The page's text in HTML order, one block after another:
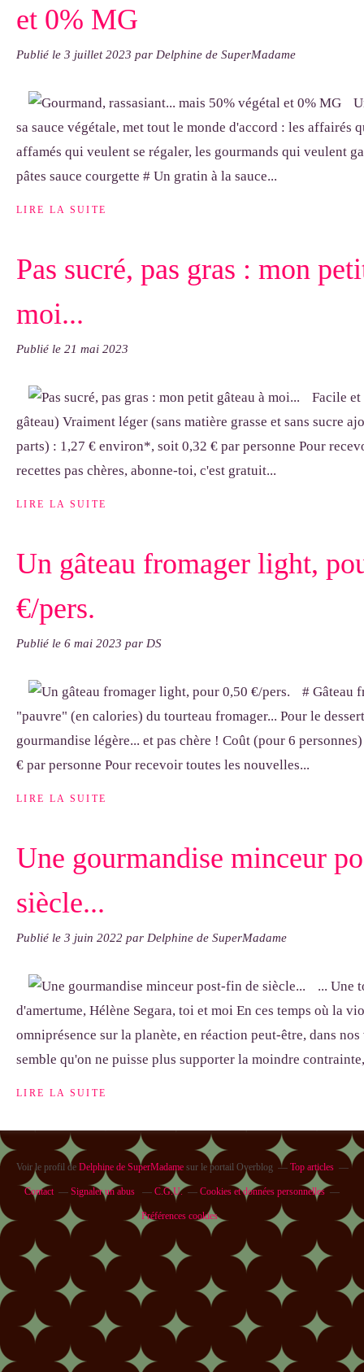
et 0% MG
Publié le 3 juillet 2023 par Delphine de SuperMadame
sa sauce végétale, met tout le monde d'accord : les affairés
affamés qui veulent se régaler, les gourmands qui veulent
pâtes sauce courgette # Un gratin à la sauce...
LIRE LA SUITE
Pas sucré, pas gras : mon
moi...
Publié le 21 mai 2023
Facile
gâteau) Vraiment léger (sans matière grasse et sans sucre
parts) : 1,27 € environ*, soit 0,32 € par personne Pour
recettes pas chères, abonne-toi, c'est gratuit...
LIRE LA SUITE
Un gâteau fromager light,
€/pers.
Publié le 6 mai 2023 par DS
# Gâteau
"pauvre" (en calories) du tourteau fromager... Pour le
gourmandise légère... et pas chère ! Coût (pour 6
€ par personne Pour recevoir toutes les nouvelles...
LIRE LA SUITE
Une gourmandise minceur
siècle...
Publié le 3 juin 2022 par Delphine de SuperMadame
... Une
d'amertume, Hélène Segara, toi et moi En ces temps où la
omniprésence sur la planète, en réaction peut-être, dans
semble qu'on ne puisse plus supporter la moindre
LIRE LA SUITE
Voir le profil de Delphine de SuperMadamesur le portail Overblog Top articles
Contact Signaler un abus C.G.U. Cookies et données personnelles
Préférences cookies